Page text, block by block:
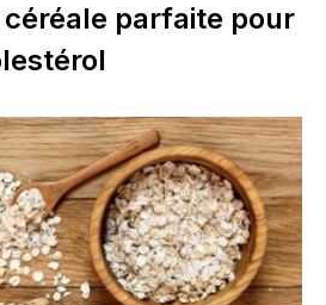
céréale parfaite pour